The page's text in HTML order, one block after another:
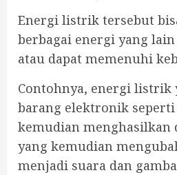
Energi listrik tersebut
berbagai energi yang
atau dapat memenuhi
Contohnya, energi listrik
barang elektronik
kemudian menghasilkan
yang kemudian
menjadi suara dan